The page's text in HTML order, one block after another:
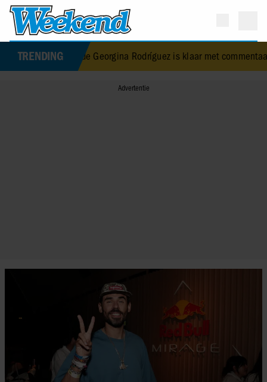
TRENDING
Georgina Rodríguez is klaar met commentaar op haar